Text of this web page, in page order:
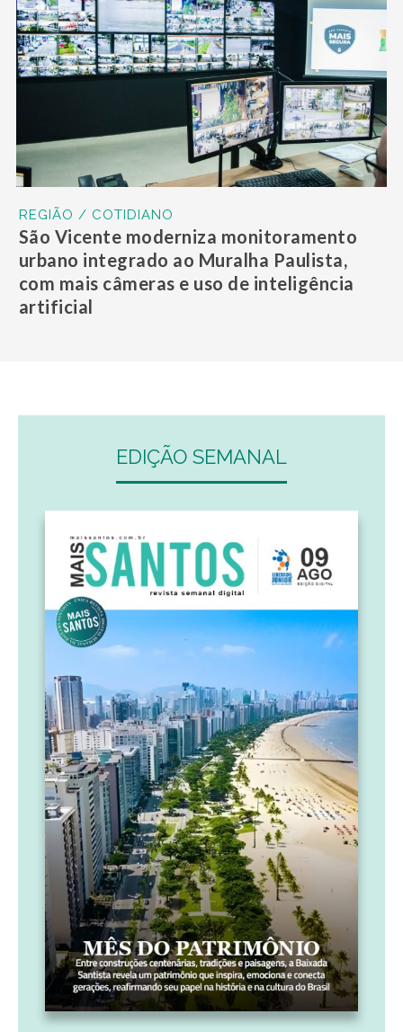
REGIÃO / COTIDIANO
São Vicente moderniza monitoramento
urbano integrado ao Muralha Paulista,
com mais câmeras e uso de inteligência
artificial
EDIÇÃO SEMANAL